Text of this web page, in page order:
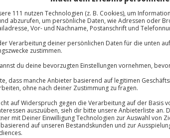
übertragbar.Details
von verschiedenen
Holly, Phantom der Oper oder